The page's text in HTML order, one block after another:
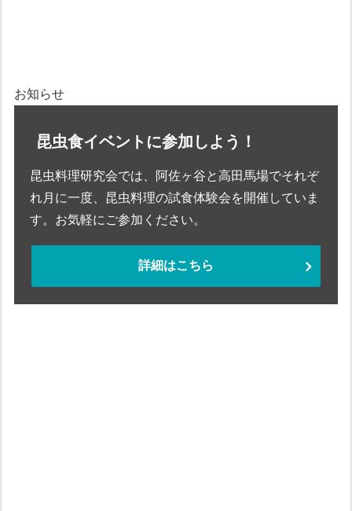
お知らせ
昆虫食イベントに参加しよう！
昆虫料理研究会では、阿佐ヶ谷と高田馬場でそれぞ
れ月に一度、昆虫料理の試食体験会を開催していま
す。お気軽にご参加ください。
詳細はこちら